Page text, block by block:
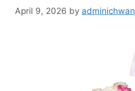
April 9, 2026 by adminichwan